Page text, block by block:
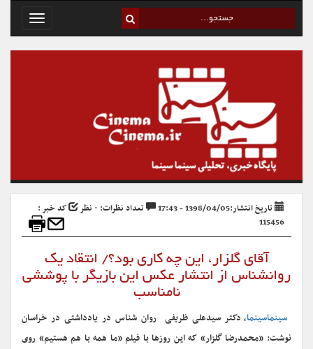
Toggle
تاریخ انتشار:1398/04/05 - 17:43 تعداد نظرات: ۰ نظر
کد خبر :
115456
آقای گلزار، این چه کاری بود؟/ انتقاد یک
روانشناس از انتشار عکس این بازیگر با پوششی
نامناسب
سینماسینما، دکتر سیدعلی ظریفی روان شناس در یادداشتی در خراسان
نوشت: «محمدرضا گلزار» که این روزها با فیلم «ما همه با هم هستیم» روی